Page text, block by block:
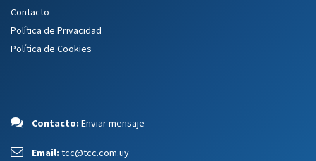
Contacto
Política de Privacidad
Política de Cookies
Contacto: Enviar mensaje
Email: tcc@tcc.com.uy